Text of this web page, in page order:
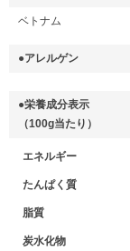
ベトナム
●アレルゲン
●栄養成分表示
（100g当たり）
エネルギー
たんぱく質
脂質
炭水化物